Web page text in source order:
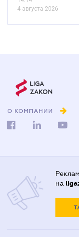
4 августа 2026
О КОМПАНИИ
на